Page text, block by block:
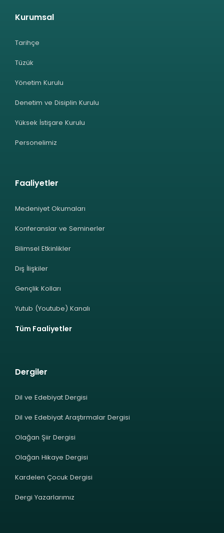
Kurumsal
Tarihçe
Tüzük
Yönetim Kurulu
Denetim ve Disiplin Kurulu
Yüksek İstişare Kurulu
Personelimiz
Faaliyetler
Medeniyet Okumaları
Konferanslar ve Seminerler
Bilimsel Etkinlikler
Dış İlişkiler
Gençlik Kolları
Yutub (Youtube) Kanalı
Tüm Faaliyetler
Dergiler
Dil ve Edebiyat Dergisi
Dil ve Edebiyat Araştırmalar Dergisi
Olağan Şiir Dergisi
Olağan Hikaye Dergisi
Kardelen Çocuk Dergisi
Dergi Yazarlarımız